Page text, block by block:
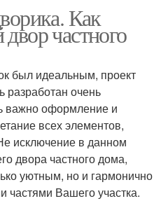
Как
частного
был идеальным, проект
очень
важно оформление и
всех элементов,
исключение в данном
двора частного дома,
уютным, но и гармонично
частями Вашего участка.